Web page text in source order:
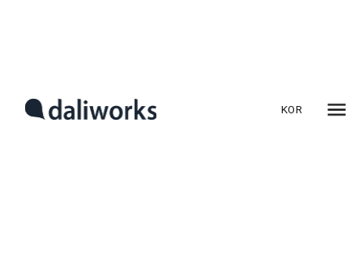
것이 필수적입니다. 이번 글에서는 2024년에 주목해야 할
KOR